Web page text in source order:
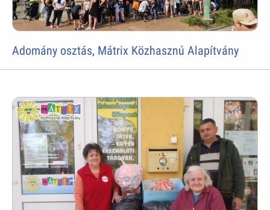
Adomány osztás, Mátrix Közhasznú Alapítvány